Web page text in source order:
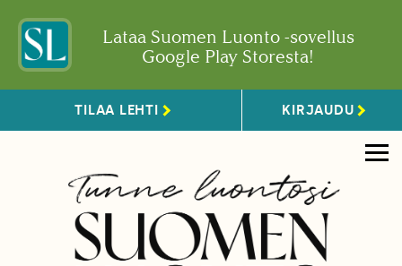
Lataa Suomen Luonto -sovellus
Google Play Storesta!
TILAA LEHTI KIRJAUDU